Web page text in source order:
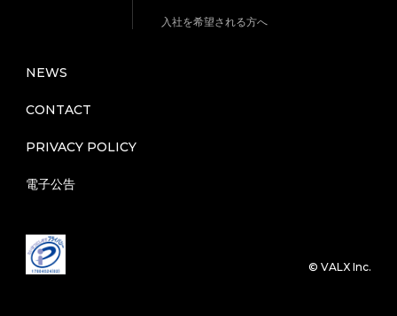
入社を希望される方へ
NEWS
CONTACT
PRIVACY POLICY
電子公告
©︎ VALX Inc.